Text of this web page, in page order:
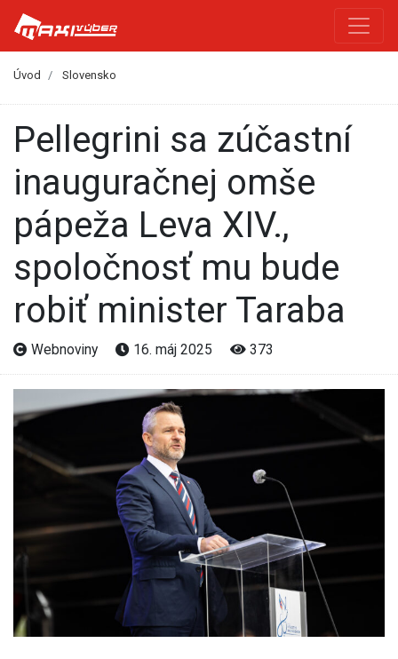
Úvod Slovensko
Pellegrini sa zúčastní
inauguračnej omše
pápeža Leva XIV.,
spoločnosť mu bude
robiť minister Taraba
Webnoviny 16. máj 2025 373